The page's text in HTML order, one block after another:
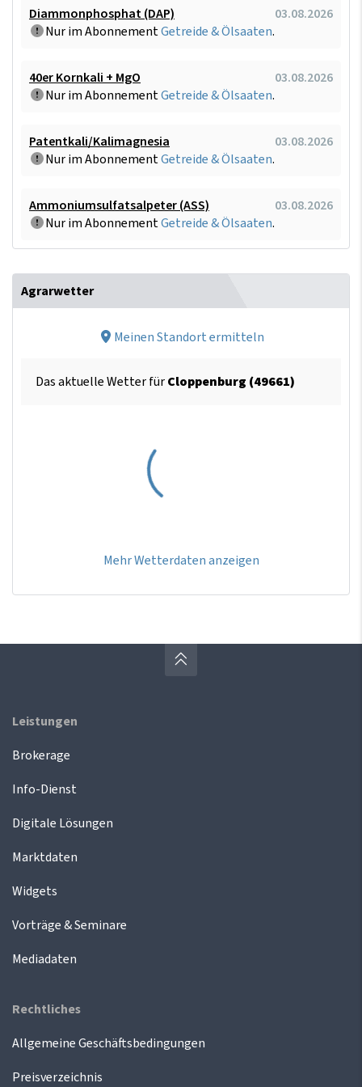
Diammonphosphat (DAP)
03.08.2026
Nur im AbonnementGetreide & Ölsaaten.
40er Kornkali + MgO
03.08.2026
Nur im AbonnementGetreide & Ölsaaten.
Patentkali/Kalimagnesia
03.08.2026
Nur im AbonnementGetreide & Ölsaaten.
Ammoniumsulfatsalpeter (ASS)
03.08.2026
Nur im AbonnementGetreide & Ölsaaten.
Agrarwetter
Meinen Standort ermitteln
Das aktuelle Wetter fürCloppenburg (49661)
Mehr Wetterdaten anzeigen
Leistungen
Brokerage
Info-Dienst
Digitale Lösungen
Marktdaten
Widgets
Vorträge & Seminare
Mediadaten
Rechtliches
Allgemeine Geschäftsbedingungen
Preisverzeichnis